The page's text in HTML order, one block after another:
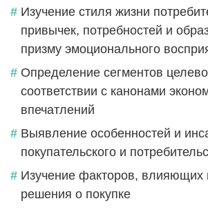
Изучение стиля жизни
привычек, потребностей и
призму эмоционального
Определение сегментов
соответствии с канонами
впечатлений
Выявление особенностей и
покупательского и
Изучение факторов, влияющих
решения о покупке